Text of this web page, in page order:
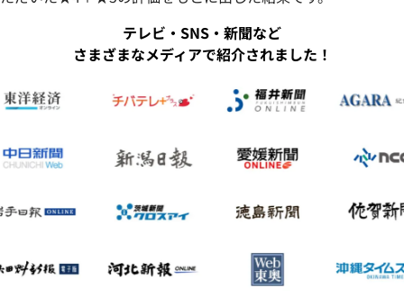
テレビ・SNS・新聞など
さまざまなメディアで紹介されました！